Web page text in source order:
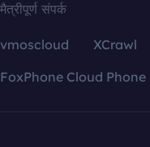
मैत्रीपूर्ण संपर्क
vmoscloud XCrawl
FoxPhone Cloud Phone